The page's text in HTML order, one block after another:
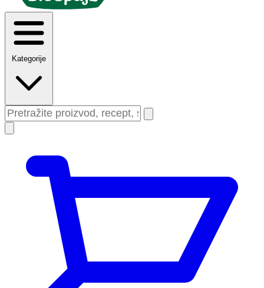
Kategorije